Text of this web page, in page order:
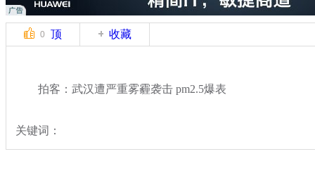
0 顶 收藏
拍客：武汉遭严重雾霾袭击 pm2.5爆表
关键词：